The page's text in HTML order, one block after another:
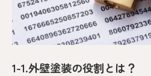
1-1.外壁塗装の役割とは？